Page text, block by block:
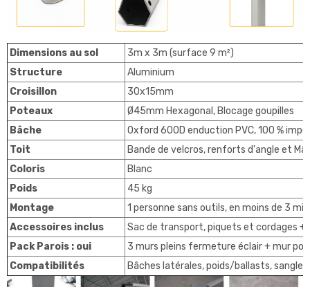
Dimensions au sol
3m x 3m (surface 9 m²)
Structure
Aluminium
Croisillon
30x15mm
Poteaux
Ø45mm Hexagonal, Blocage goupilles
Bâche
Oxford 600D enduction PVC, 100 %
Toit
Bande de velcros, renforts d'angle et
Coloris
Blanc
Poids
45 kg
Montage
1 personne sans outils, en moins de 3
Accessoires inclus
Sac de transport, piquets et cordages +
Pack Parois : oui
3 murs pleins fermeture éclair + mur
Compatibilités
Bâches latérales, poids/ballasts,